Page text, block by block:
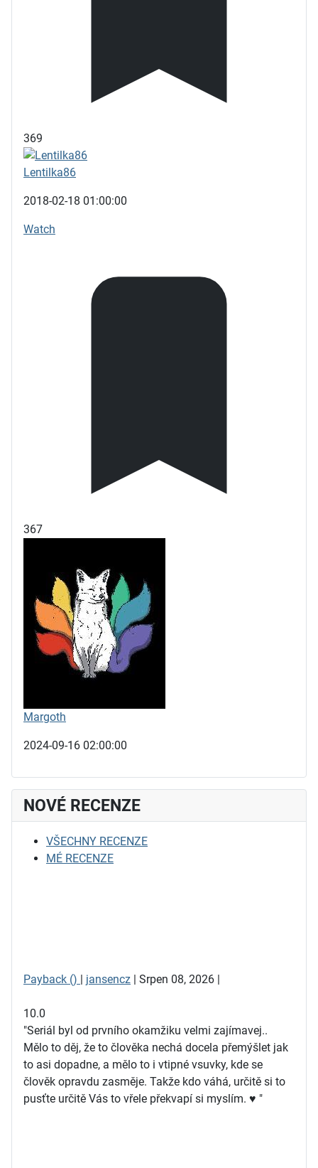
369
Lentilka86
2018-02-18 01:00:00
Watch
367
Margoth
2024-09-16 02:00:00
NOVÉ RECENZE
VŠECHNY RECENZE
MÉ RECENZE
Payback () jansencz | Srpen 08, 2026 |
10.0
"Seriál byl od prvního okamžiku velmi zajímavej..
Mělo to děj, že to člověka nechá docela přemýšlet jak
to asi dopadne, a mělo to i vtipné vsuvky, kde se
člověk opravdu zasměje. Takže kdo váhá, určitě si to
pusťte určitě Vás to vřele překvapí si myslím. ♥ "